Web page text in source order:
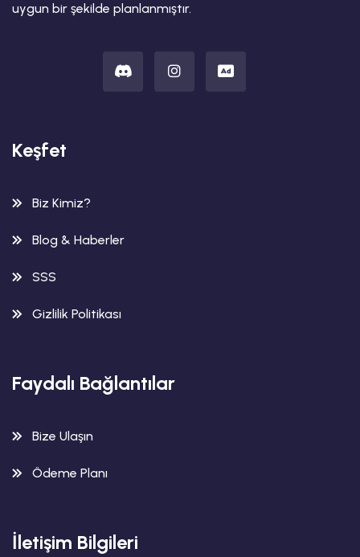
uygun bir şekilde planlanmıştır.
Keşfet
Biz Kimiz?
Blog & Haberler
SSS
Gizlilik Politikası
Faydalı Bağlantılar
Bize Ulaşın
Ödeme Planı
İletişim Bilgileri